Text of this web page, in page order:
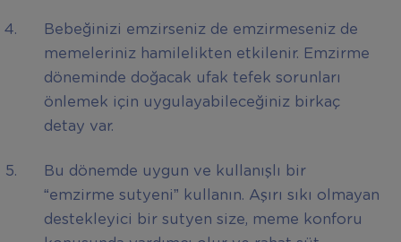
Bebeğinizi emzirseniz de emzirmeseniz de
memeleriniz hamilelikten etkilenir. Emzirme
döneminde doğacak ufak tefek sorunları
önlemek için uygulayabileceğiniz birkaç
detay var.
Bu dönemde uygun ve kullanışlı bir
“emzirme sutyeni” kullanın. Aşırı sıkı olmayan
destekleyici bir sutyen size, meme konforu